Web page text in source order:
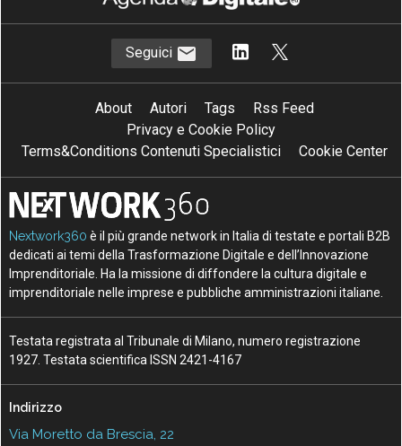
Seguici
About Autori Tags
Rss Feed
Privacy e Cookie Policy
Terms&Conditions Contenuti Specialistici
Cookie Center
Nextwork360 è il più grande network in Italia di testate e portali B2B
dedicati ai temi della Trasformazione Digitale e dell’Innovazione
Imprenditoriale. Ha la missione di diffondere la cultura digitale e
imprenditoriale nelle imprese e pubbliche amministrazioni italiane.
Testata registrata al Tribunale di Milano, numero registrazione
1927. Testata scientifica ISSN 2421-4167
Indirizzo
Via Moretto da Brescia, 22